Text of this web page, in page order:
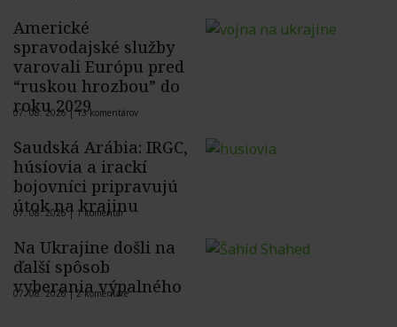
Americké
spravodajské služby
varovali Európu pred
“ruskou hrozbou” do
roku 2029
07. 08. 2026 |13 komentárov
Saudská Arábia: IRGC,
húsíovia a irackí
bojovníci pripravujú
útok na krajinu
07. 08. 2026 | 1 komentár
Na Ukrajine došli na
ďalší spôsob
vyberania výpalného
07. 08. 2026 |2 komentáre